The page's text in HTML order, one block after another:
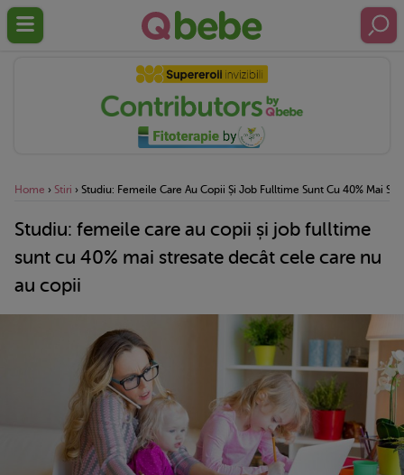
Home › Stiri › Studiu: Femeile Care Au Copii Și Job Fulltime Sunt Cu 40% Mai
Studiu: femeile care au copii și job fulltime
sunt cu 40% mai stresate decât cele care nu
au copii